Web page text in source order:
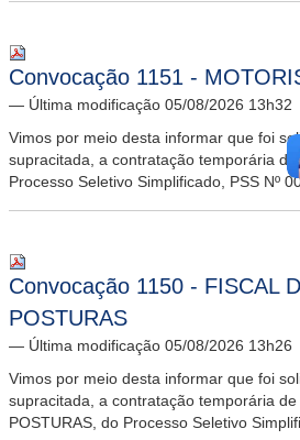
Convocação 1151 -
— Última modificação 05/08/2026 13h32
Vimos por meio desta informar que foi
supracitada, a contratação temporária
Processo Seletivo Simplificado, PSS Nº
Convocação 1150 - FISCAL
POSTURAS
— Última modificação 05/08/2026 13h26
Vimos por meio desta informar que foi
supracitada, a contratação temporária de
POSTURAS, do Processo Seletivo